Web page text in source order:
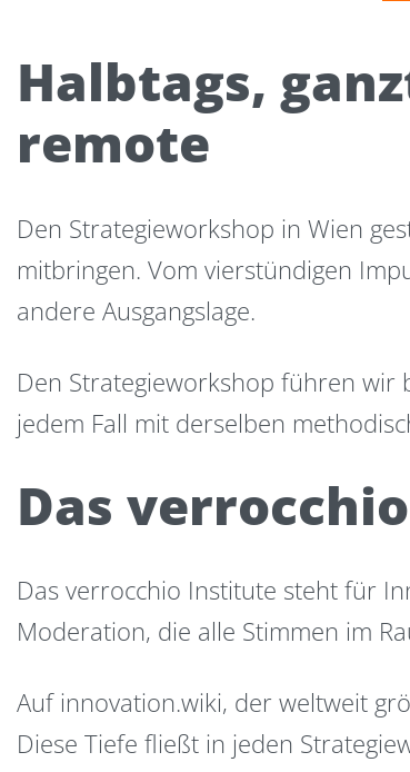
Halbtags,
remote
Den Strategieworkshop in Wien
mitbringen. Vom vierstündigen
andere Ausgangslage.
Den Strategieworkshop führen wir
jedem Fall mit derselben
Das
Das verrocchio Institute steht für
Moderation, die alle Stimmen im
Auf innovation.wiki, der weltweit
Diese Tiefe fließt in jeden